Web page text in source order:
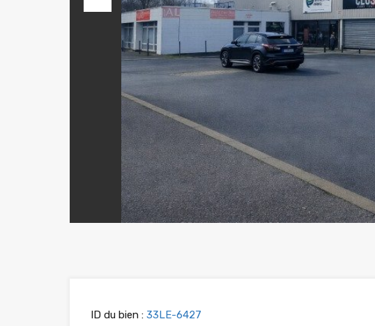
Previous
ID du bien : 33LE-6427